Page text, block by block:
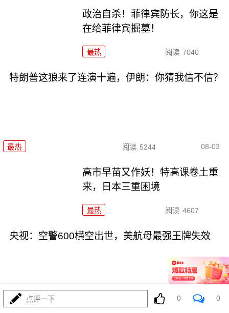
政治自杀！菲律宾防长，你这是
在给菲律宾掘墓！
最热 阅读 7040
特朗普这狼来了连演十遍，伊朗：你猜我信不信？
最热 阅读 5244 08-03
高市早苗又作妖！特高课卷土重
来，日本三重困境
最热 阅读 4607
央视：空警600横空出世，美航母最强王牌失效
最热 阅读 23607 08-03
点评一下 0 0